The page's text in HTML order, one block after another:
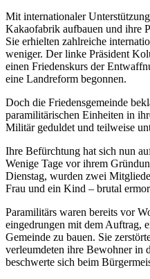
Mit internationaler
Kakaofabrik aufbauen und ihre
Sie erhielten zahlreiche
weniger. Der linke Präsident
einen Friedenskurs der
eine Landreform begonnen.
Doch die Friedensgemeinde
paramilitärischen Einheiten in
Militär geduldet und teilweise
Ihre Befürchtung hat sich nun
Wenige Tage vor ihrem
Dienstag, wurden zwei
Frau und ein Kind – brutal
Paramilitärs waren bereits vor
eingedrungen mit dem Auftrag,
Gemeinde zu bauen. Sie
verleumdeten ihre Bewohner in
beschwerte sich beim